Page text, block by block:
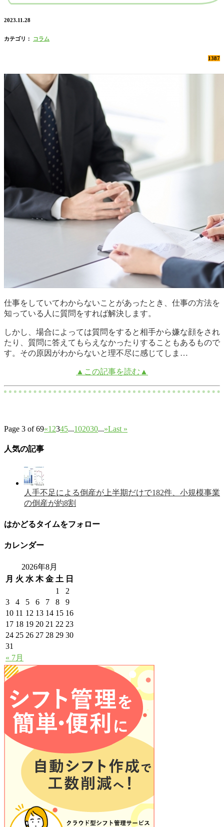
2023.11.28
カテゴリ： コラム
1387
仕事をしていてわからないことがあったとき、仕事の方法を
知っている人に質問をすれば解決します。
しかし、場合によっては質問をすると相手から嫌な顔をされ
たり、質問に答えてもらえなかったりすることもあるもので
す。その原因がわからないと理不尽に感じてしま…
▲この記事を読む▲
Page 3 of 69«1 2345...102030...»Last »
人気の記事
人手不足による倒産が上半期だけで182件、小規模事業
の倒産が約8割
はかどるタイムをフォロー
カレンダー
2026年8月
月 火 水 木 金 土 日
« 7月
1
2
3
4 5 6 7 8
9
10 11 12 13 14 15 16
17 18 19 20 21 22 23
24 25 26 27 28 29 30
31